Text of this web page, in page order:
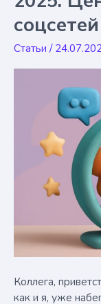
работающие
стратегии
соцсетей
Статьи /
Коллега,
как и я, уже